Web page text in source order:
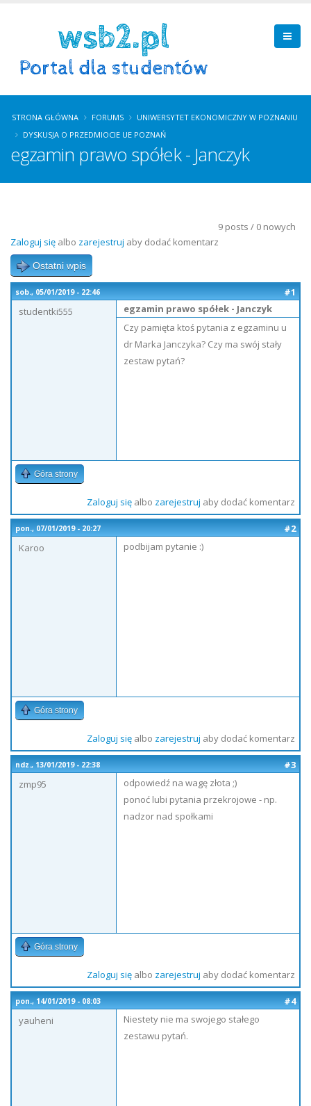
STRONA GŁÓWNA FORUMS
UNIWERSYTET EKONOMICZNY W POZNANIU
DYSKUSJA O PRZEDMIOCIE UE POZNAŃ
egzamin prawo spółek - Janczyk
9 posts / 0 nowych
Zaloguj się albo zarejestruj aby dodać komentarz
Ostatni wpis
sob., 05/01/2019 - 22:46
#1
studentki555
egzamin prawo spółek - Janczyk
Czy pamięta ktoś pytania z egzaminu u
dr Marka Janczyka? Czy ma swój stały
zestaw pytań?
Góra strony
Zaloguj sięalbo zarejestruj aby dodać komentarz
pon., 07/01/2019 - 20:27
#2
Karoo
podbijam pytanie :)
Góra strony
Zaloguj sięalbo zarejestruj aby dodać komentarz
ndz., 13/01/2019 - 22:38
#3
zmp95
odpowiedź na wagę złota ;)
ponoć lubi pytania przekrojowe - np.
nadzor nad społkami
Góra strony
Zaloguj sięalbo zarejestruj aby dodać komentarz
pon., 14/01/2019 - 08:03
#4
yauheni
Niestety nie ma swojego stałego
zestawu pytań.